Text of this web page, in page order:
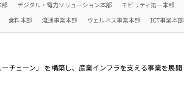
2026.8.4 適時開示
デジタル・電力ソリューション本部 モビリティ第一本部
食料本部 流通事業本部 ウェルネス事業本部 ICT事業本部
チェーン」 を構築し、産業インフラを支える事業を展開